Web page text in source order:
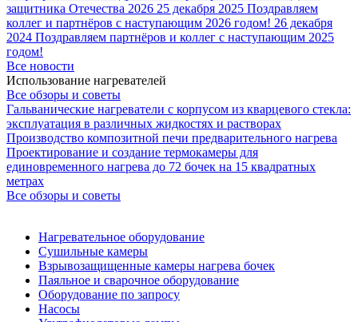
защитника Отечества 2026 25 декабря 2025 Поздравляем
коллег и партнёров с наступающим 2026 годом! 26 декабря
2024 Поздравляем партнёров и коллег с наступающим 2025
годом!
Все новости
Использование нагревателей
Все обзоры и советы
Гальванические нагреватели с корпусом из кварцевого стекла:
эксплуатация в различных жидкостях и растворах
Производство композитной печи предварительного нагрева
Проектирование и создание термокамеры для
единовременного нагрева до 72 бочек на 15 квадратных
метрах
Все обзоры и советы
Нагревательное оборудование
Сушильные камеры
Взрывозащищенные камеры нагрева бочек
Паяльное и сварочное оборудование
Оборудование по запросу
Насосы